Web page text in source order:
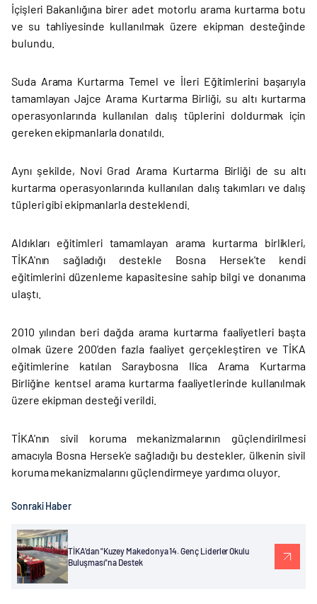
İçişleri Bakanlığına birer adet motorlu arama kurtarma botu
ve su tahliyesinde kullanılmak üzere ekipman desteğinde
bulundu.
Suda Arama Kurtarma Temel ve İleri Eğitimlerini başarıyla
tamamlayan Jajce Arama Kurtarma Birliği, su altı kurtarma
operasyonlarında kullanılan dalış tüplerini doldurmak için
gereken ekipmanlarla donatıldı.
Aynı şekilde, Novi Grad Arama Kurtarma Birliği de su altı
kurtarma operasyonlarında kullanılan dalış takımları ve dalış
tüpleri gibi ekipmanlarla desteklendi.
Aldıkları eğitimleri tamamlayan arama kurtarma birlikleri,
TİKA'nın sağladığı destekle Bosna Hersek'te kendi
eğitimlerini düzenleme kapasitesine sahip bilgi ve donanıma
ulaştı.
2010 yılından beri dağda arama kurtarma faaliyetleri başta
olmak üzere 200’den fazla faaliyet gerçekleştiren ve TİKA
eğitimlerine katılan Saraybosna Ilica Arama Kurtarma
Birliğine kentsel arama kurtarma faaliyetlerinde kullanılmak
üzere ekipman desteği verildi.
TİKA'nın sivil koruma mekanizmalarının güçlendirilmesi
amacıyla Bosna Hersek'e sağladığı bu destekler, ülkenin sivil
koruma mekanizmalarını güçlendirmeye yardımcı oluyor.
Sonraki Haber
TİKA'dan "Kuzey Makedonya 14. Genç Liderler Okulu
Buluşması"na Destek